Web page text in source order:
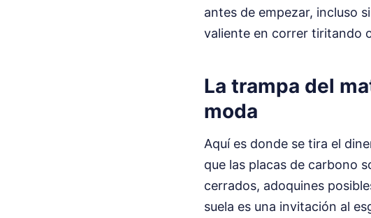
antes de empezar, incluso
valiente en correr tiritando
La trampa del
moda
Aquí es donde se tira el
que las placas de carbono
cerrados, adoquines
suela es una invitación al